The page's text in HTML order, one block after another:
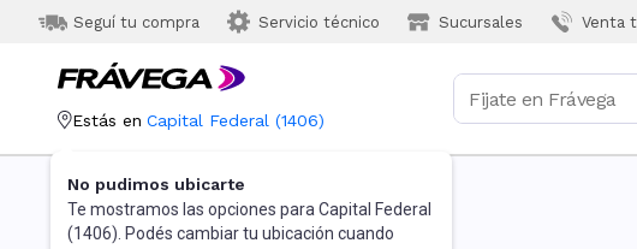
Seguí tu compra Servicio técnico Sucursales Venta
Estás en Capital Federal (1406)
No pudimos ubicarte
Te mostramos las opciones para Capital Federal
(1406). Podés cambiar tu ubicación cuando